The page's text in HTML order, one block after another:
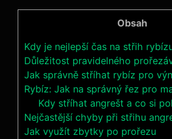
Obsah
Kdy je nejlepší čas na střih
Důležitost pravidelného
Jak správně stříhat rybíz pro
Rybíz: Jak na správný řez pro
Kdy stříhat angrešt a co si
Nejčastější chyby při střihu
Jak využít zbytky po prořezu